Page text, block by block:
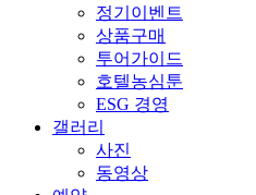
정기이벤트
상품구매
투어가이드
호텔농심툰
ESG 경영
갤러리
사진
동영상